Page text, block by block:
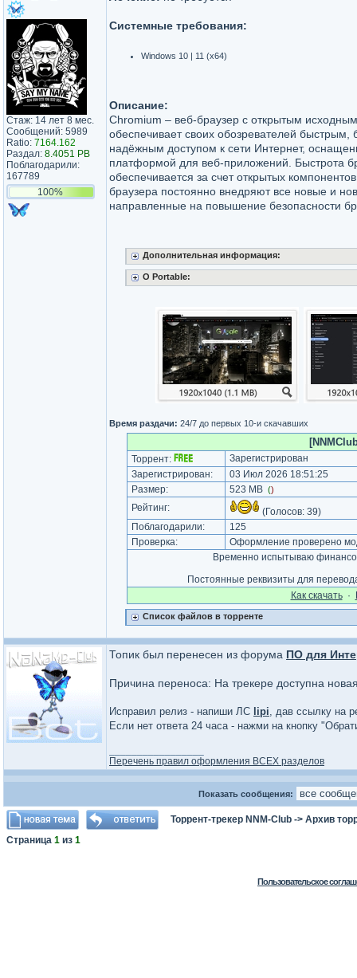
Стаж: 14 лет 8 мес.
Сообщений: 5989
Ratio: 7164.162
Раздал: 8.4051 PB
Поблагодарили:
167789
100%
Системные требования:
Windows 10 | 11 (x64)
Описание:
Chromium – веб-браузер с открытым
обеспечивает своих обозревателей быстрым,
надёжным доступом к сети Интернет,
платформой для веб-приложений. Быстрота
обеспечивается за счет открытых
браузера постоянно внедряют все новые и
направленные на повышение безопасности
Дополнительная информация:
О Portable:
Время раздачи: 24/7 до первых 10-и скачавших
Торрент:
Зарегистрирован
Зарегистрирован:
03 Июл 2026 18:51:25
Размер:
523 MB ()
Рейтинг: (Голосов: 39)
Поблагодарили:
125
Проверка:
Оформление проверено
Временно испытываю
Постоянные реквизиты для
Как cкачать·
Список файлов в торренте
Топик был перенесен из форума ПО для
Причина переноса: На трекере доступна
Исправил релиз - напиши ЛС lipi, дав ссылку на
Если нет ответа 24 часа - нажми на кнопку
Перечень правил оформления ВСЕХ разделов
Показать сообщения:
Торрент-трекер NNM-Club -> Архив
Страница 1 из 1
Пользовательское